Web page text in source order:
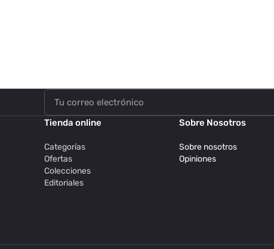
Tienda online
Categorías
Ofertas
Colecciones
Editoriales
Sobre Nosotros
Sobre nosotros
Opiniones